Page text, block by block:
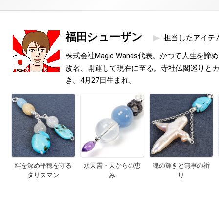
福田シューザン 担当したアイテ
株式会社Magic Wands代表。かつて人生を諦
改名、開運して現在に至る。寺社仏閣巡りと
き。4月27日生まれ。
絆を深め平穏を守る
タリスマン
水天需・天からの恵
み
魂の輝きと無事の祈
り